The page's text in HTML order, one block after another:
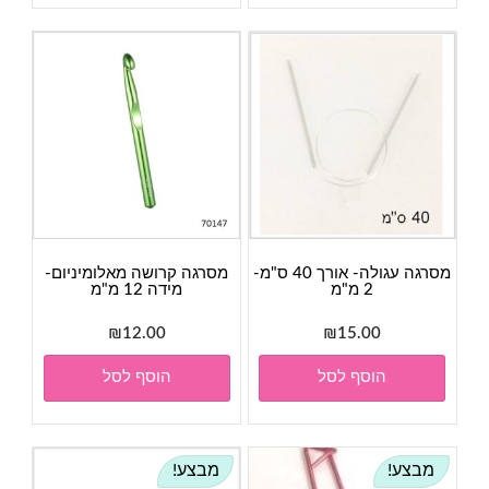
מסרגה עגולה- אורך 40 ס"מ-
2 מ"מ
₪15.00
הוסף לסל
מסרגה קרושה מאלומיניום-
מידה 12 מ"מ
₪12.00
הוסף לסל
מבצע! מבצע!